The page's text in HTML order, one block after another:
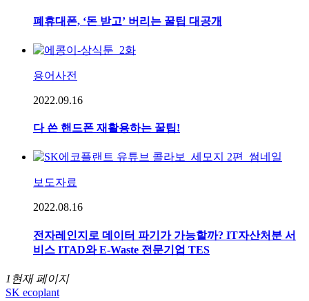
폐휴대폰, ‘돈 받고’ 버리는 꿀팁 대공개
용어사전
2022.09.16
다 쓴 핸드폰 재활용하는 꿀팁!
보도자료
2022.08.16
전자레인지로 데이터 파기가 가능할까? IT자산처분 서
비스 ITAD와 E-Waste 전문기업 TES
1 현재 페이지
SK ecoplant